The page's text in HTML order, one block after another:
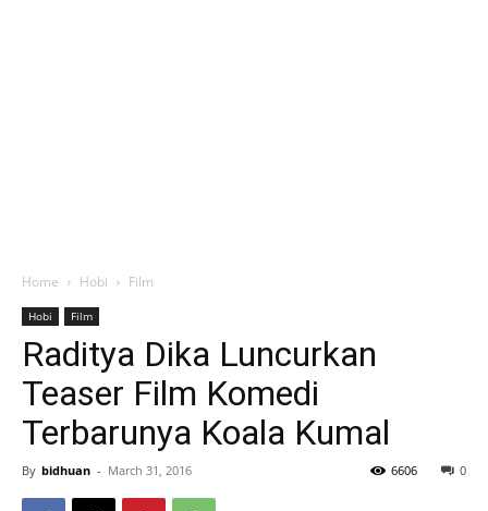
Home Hobi Film
Hobi Film
Raditya Dika Luncurkan
Teaser Film Komedi
Terbarunya Koala Kumal
By bidhuan - March 31, 2016 0
6606